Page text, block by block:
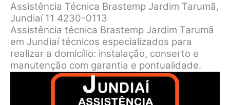
Assistência Técnica Brastemp Jardim Tarumã,
Jundiaí 11 4230-0113
Assistência técnica Brastemp Jardim Tarumã
em Jundiaí técnicos especializados para
realizar a domicílio: instalação, conserto e
manutenção com garantia e pontualidade.